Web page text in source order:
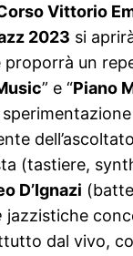
Vittorio
2023 si
un
” e “Piano
(tastiere,
D’Ignazi
jazzistiche
dal vivo,